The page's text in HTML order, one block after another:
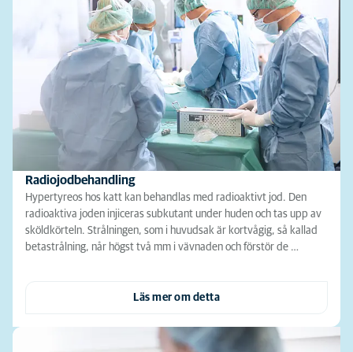
Radiojodbehandling
Hypertyreos hos katt kan behandlas med radioaktivt jod. Den
radioaktiva joden injiceras subkutant under huden och tas upp av
sköldkörteln. Strålningen, som i huvudsak är kortvågig, så kallad
betastrålning, når högst två mm i vävnaden och förstör de …
Läs mer om detta